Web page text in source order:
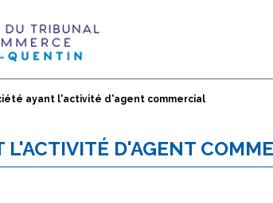
ayant l'activité d'agent commercial
L'ACTIVITÉ D'AGENT